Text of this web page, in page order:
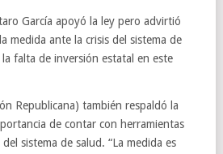
García apoyó la ley pero advirtió
medida ante la crisis del sistema de
falta de inversión estatal en este
Republicana) también respaldó la
de contar con herramientas
sistema de salud. “La medida es